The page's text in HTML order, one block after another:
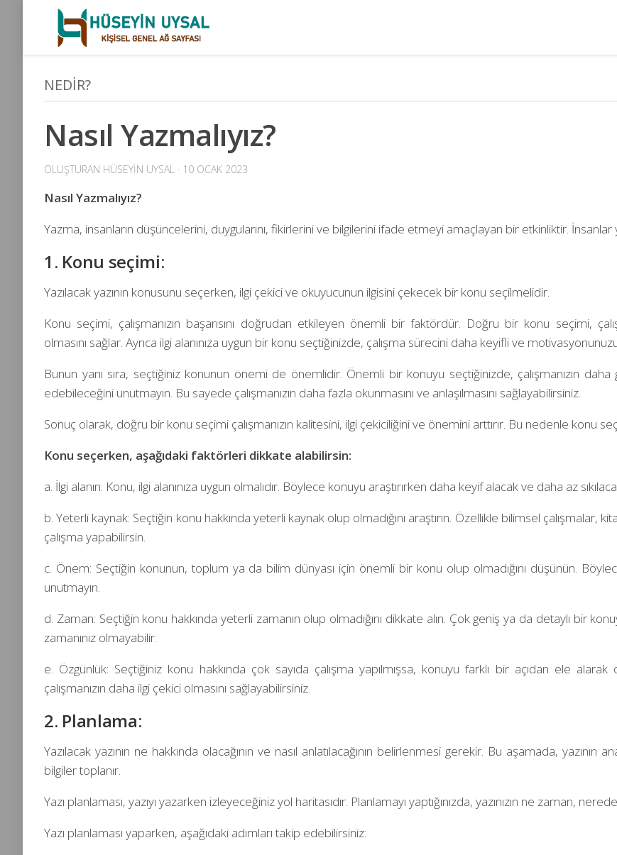
NEDIR?
Nasıl Yazmalıyız?
OLUŞTURAN HÜSEYIN UYSAL · 10 OCAK 2023
Nasıl Yazmalıyız?
Yazma, insanların düşüncelerini, duygularını, fikirlerini ve bilgilerini ifade etmeyi amaçlayan bir etkinliktir.
1. Konu seçimi:
Yazılacak yazının konusunu seçerken, ilgi çekici ve okuyucunun ilgisini çekecek bir konu seçilmelidir.
Konu seçimi, çalışmanızın başarısını doğrudan etkileyen önemli bir faktördür. Doğru bir konu seçimi,
olmasını sağlar. Ayrıca ilgi alanınıza uygun bir konu seçtiğinizde, çalışma sürecini daha keyifli ve
Bunun yanı sıra, seçtiğiniz konunun önemi de önemlidir. Önemli bir konuyu seçtiğinizde, çalışmanızın
edebileceğini unutmayın. Bu sayede çalışmanızın daha fazla okunmasını ve anlaşılmasını sağlayabilirsiniz.
Sonuç olarak, doğru bir konu seçimi çalışmanızın kalitesini, ilgi çekiciliğini ve önemini arttırır. Bu nedenle konu
Konu seçerken, aşağıdaki faktörleri dikkate alabilirsin:
a. İlgi alanın: Konu, ilgi alanınıza uygun olmalıdır. Böylece konuyu araştırırken daha keyif alacak ve daha az
b. Yeterli kaynak: Seçtiğin konu hakkında yeterli kaynak olup olmadığını araştırın. Özellikle bilimsel
çalışma yapabilirsin.
c. Önem: Seçtiğin konunun, toplum ya da bilim dünyası için önemli bir konu olup olmadığını düşünün.
unutmayın.
d. Zaman: Seçtiğin konu hakkında yeterli zamanın olup olmadığını dikkate alın. Çok geniş ya da detaylı bir
zamanınız olmayabilir.
e. Özgünlük: Seçtiğiniz konu hakkında çok sayıda çalışma yapılmışsa, konuyu farklı bir açıdan ele
çalışmanızın daha ilgi çekici olmasını sağlayabilirsiniz.
2. Planlama:
Yazılacak yazının ne hakkında olacağının ve nasıl anlatılacağının belirlenmesi gerekir. Bu aşamada,
bilgiler toplanır.
Yazı planlaması, yazıyı yazarken izleyeceğiniz yol haritasıdır. Planlamayı yaptığınızda, yazınızın ne zaman,
Yazı planlaması yaparken, aşağıdaki adımları takip edebilirsiniz: